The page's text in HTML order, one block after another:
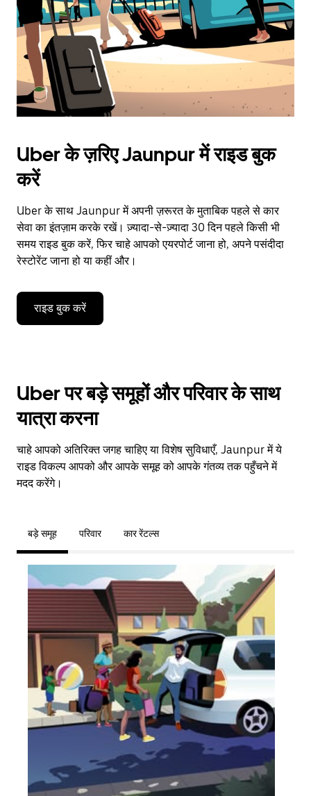
close
the
calendar.
Uber के ज़रिए Jaunpur में राइड बुक
करें
Uber के साथ Jaunpur में अपनी ज़रूरत के मुताबिक पहले से कार
सेवा का इंतज़ाम करके रखें। ज़्यादा-से-ज़्यादा 30 दिन पहले किसी भी
समय राइड बुक करें, फिर चाहे आपको एयरपोर्ट जाना हो, अपने पसंदीदा
रेस्टोरेंट जाना हो या कहीं और।
राइड बुक करें
Uber पर बड़े समूहों और परिवार के साथ
यात्रा करना
चाहे आपको अतिरिक्त जगह चाहिए या विशेष सुविधाएँ, Jaunpur में ये
राइड विकल्प आपको और आपके समूह को आपके गंतव्य तक पहुँचने में
मदद करेंगे।
बड़े समूह परिवार कार रेंटल्स